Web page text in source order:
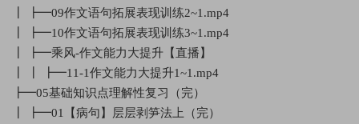
┃ ┣━09作文语句拓展表现训练2~1.mp4
┃ ┣━10作文语句拓展表现训练3~1.mp4
┃ ┣━乘风-作文能力大提升【直播】
┃ ┃ ┣━11-1作文能力大提升1~1.mp4
┣━05基础知识点理解性复习（完）
┃ ┣━01【病句】层层剥笋法上（完）